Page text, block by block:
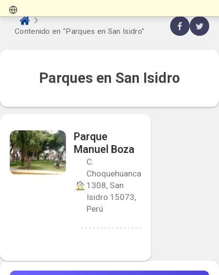
Contenido en "Parques en San Isidro"
Parques en San Isidro
Parque
Manuel Boza
C.
Choquehuanca
1308, San
Isidro 15073,
Perú